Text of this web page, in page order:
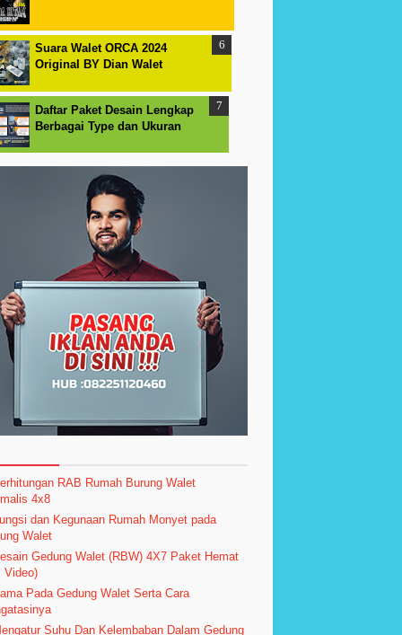
Suara Walet ORCA 2024
Original BY Dian Walet
Daftar Paket Desain Lengkap
Berbagai Type dan Ukuran
RAB Rumah Burung Walet
4x8
dan Kegunaan Rumah Monyet pada
Walet
Gedung Walet (RBW) 4X7 Paket Hemat
Video)
Pada Gedung Walet Serta Cara
Suhu Dan Kelembaban Dalam Gedung